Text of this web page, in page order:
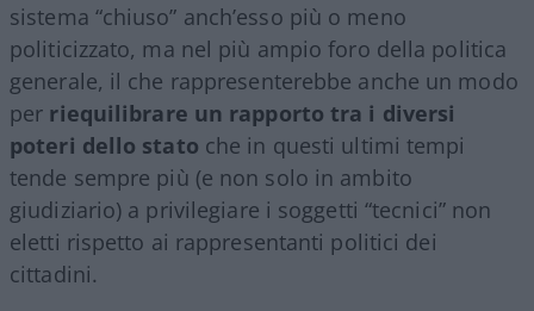
sistema “chiuso” anch’esso più o meno
politicizzato, ma nel più ampio foro della politica
generale, il che rappresenterebbe anche un modo
per riequilibrare un rapporto tra i diversi
poteri dello stato che in questi ultimi tempi
tende sempre più (e non solo in ambito
giudiziario) a privilegiare i soggetti “tecnici” non
eletti rispetto ai rappresentanti politici dei
cittadini.